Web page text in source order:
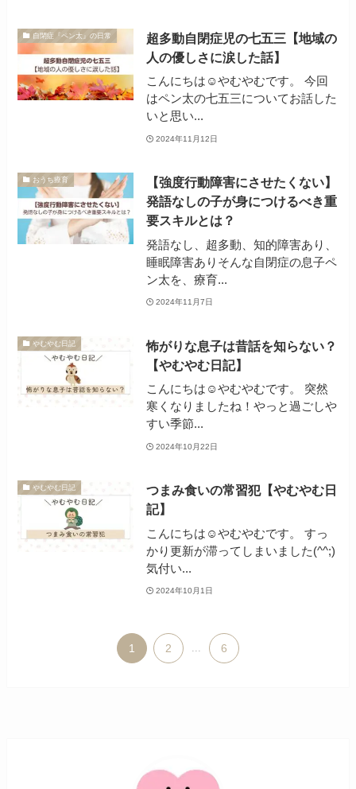
自閉症『ペン太』の日常
超多動自閉症児の七五三【地域の
人の優しさに涙した話】
こんにちは☺やむやむです。 今回
はペン太の七五三についてお話した
いと思い...
2024年11月12日
おうち療育
【強度行動障害にさせたくない】
発語なしの子が身につけるべき重
要スキルとは？
発語なし、超多動、知的障害あり、
睡眠障害ありそんな自閉症の息子ペ
ン太を、療育...
2024年11月7日
やむやむ日記
怖がりな息子は昔話を知らない？
【やむやむ日記】
こんにちは☺やむやむです。 突然
寒くなりましたね！やっと過ごしや
すい季節...
2024年10月22日
やむやむ日記
つまみ食いの常習犯【やむやむ日
記】
こんにちは☺やむやむです。 すっ
かり更新が滞ってしまいました(^^;)
気付い...
2024年10月1日
1 2 ... 6